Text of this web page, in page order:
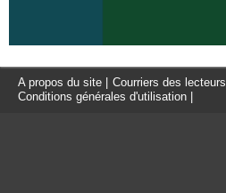
A propos du site Courriers des lecteurs
Conditions générales d'utilisation